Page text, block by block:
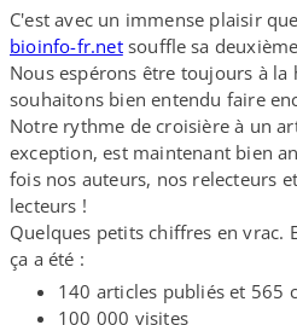
C'est avec un immense plaisir
bioinfo​-fr​.netsouffle sa
Nous espérons être toujours à
souhaitons bien entendu faire
Notre rythme de croisière à un
exception, est maintenant bien
fois nos auteurs, nos relecteurs
lecteurs !
Quelques petits chiffres en vrac.
ça a été :
140 articles publiés et 565
100 000 visites